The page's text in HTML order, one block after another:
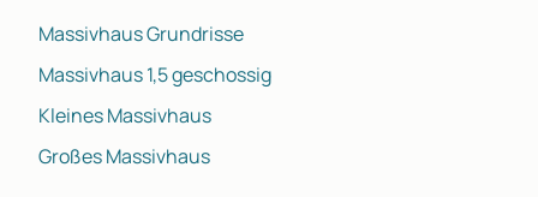
Massivhaus Grundrisse
Massivhaus 1,5 geschossig
Kleines Massivhaus
Großes Massivhaus